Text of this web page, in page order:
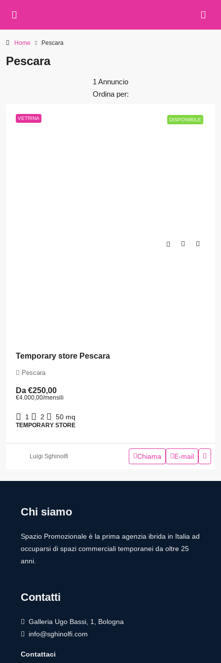
Home Pescara
Pescara
1 Annuncio
Ordina per:
VETRINA DISPONIBILE
DISPONIBILE
Temporary store Pescara
Pescara
Da €250,00
€4.000,00/mensili
1 2 50 mq
TEMPORARY STORE
Luigi Sghinolfi Chiama E-mail
Chi siamo
Spazio Promozionale è la prima agenzia ibrida in Italia ad
occuparsi di spazi commerciali temporanei da oltre 25
anni.
Contatti
Galleria Ugo Bassi, 1, Bologna
info@sghinolfi.com
Contattaci